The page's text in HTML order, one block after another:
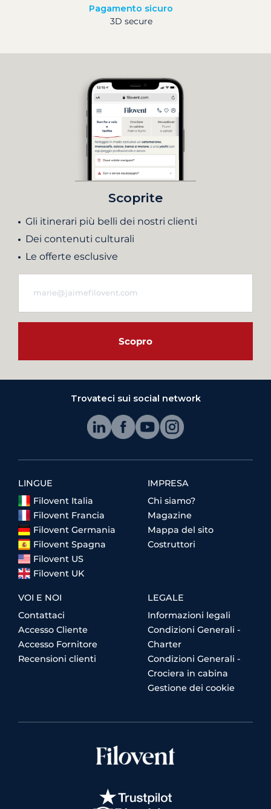
Pagamento sicuro
3D secure
Scoprite
Gli itinerari più belli dei nostri clienti
Dei contenuti culturali
Le offerte esclusive
Scopro
Trovateci sui social network
LINGUE
Filovent Italia
Filovent Francia
Filovent Germania
Filovent Spagna
Filovent US
Filovent UK
IMPRESA
Chi siamo?
Magazine
Mappa del sito
Costruttori
VOI E NOI
Contattaci
Accesso Cliente
Accesso Fornitore
Recensioni clienti
LEGALE
Informazioni legali
Condizioni Generali -
Charter
Condizioni Generali -
Crociera in cabina
Gestione dei cookie